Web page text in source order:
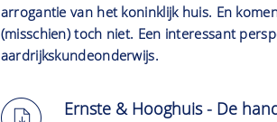
arrogantie van het koninklijk huis. En
(misschien) toch niet. Een interessant
aardrijkskundeonderwijs.
Ernste & Hooghuis - De